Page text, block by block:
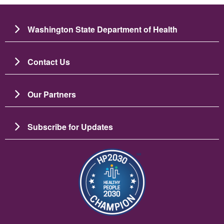
Washington State Department of Health
Contact Us
Our Partners
Subscribe for Updates
Image